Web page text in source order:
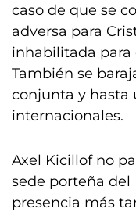
caso de que se
adversa para
inhabilitada para
También se
conjunta y hasta
internacionales.
Axel Kicillof no
sede porteña del
presencia más